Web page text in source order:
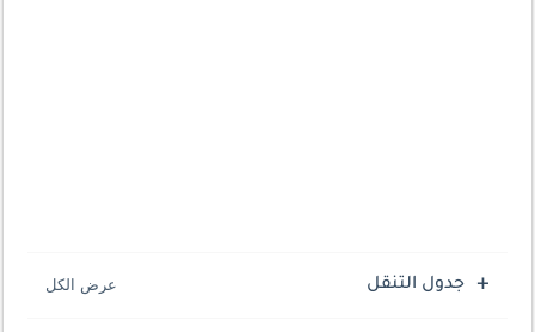
جدول التنقل